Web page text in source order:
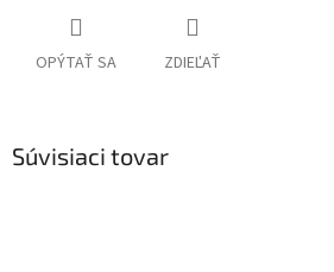
OPÝTAŤ SA ZDIEĽAŤ
Súvisiaci tovar